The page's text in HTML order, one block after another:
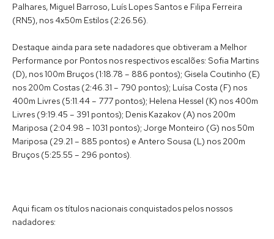
Palhares, Miguel Barroso, Luís Lopes Santos e Filipa Ferreira
(RN5), nos 4x50m Estilos (2:26.56).
Destaque ainda para sete nadadores que obtiveram a Melhor
Performance por Pontos nos respectivos escalões: Sofia Martins
(D), nos 100m Bruços (1:18.78 – 886 pontos); Gisela Coutinho (E)
nos 200m Costas (2:46.31 – 790 pontos); Luísa Costa (F) nos
400m Livres (5:11.44 – 777 pontos); Helena Hessel (K) nos 400m
Livres (9:19.45 – 391 pontos); Denis Kazakov (A) nos 200m
Mariposa (2:04.98 – 1031 pontos); Jorge Monteiro (G) nos 50m
Mariposa (29.21 – 885 pontos) e Antero Sousa (L) nos 200m
Bruços (5:25.55 – 296 pontos).
Aqui ficam os títulos nacionais conquistados pelos nossos
nadadores: